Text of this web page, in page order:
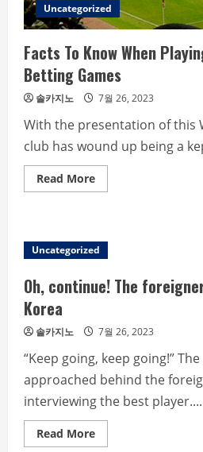
Uncategorized
Facts To Know When
Betting Games
솔카지노 7월 26, 2023
With the presentation of this
club has wound up being a
Read MoreRead
more
When
Playing
Football
Betting
Uncategorized
Oh, continue! The
Korea
솔카지노 7월 26, 2023
“Keep going, keep going!”
approached behind the
interviewing the best player....
Read MoreRead
more